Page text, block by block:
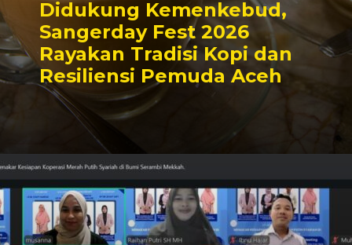
Didukung Kemenkebud,
Sangerday Fest 2026
Rayakan Tradisi Kopi dan
Resiliensi Pemuda Aceh